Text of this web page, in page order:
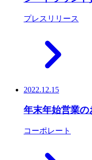
プレスリリース
2022.12.15
年末年始営業の
コーポレート